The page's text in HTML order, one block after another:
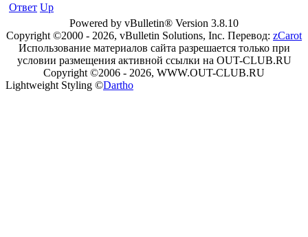
Ответ Up
Powered by vBulletin® Version 3.8.10
Copyright ©2000 - 2026, vBulletin Solutions, Inc. Перевод: zCarot
Использование материалов сайта разрешается только при
условии размещения активной ссылки на OUT-CLUB.RU
Copyright ©2006 - 2026, WWW.OUT-CLUB.RU
Lightweight Styling ©Dartho